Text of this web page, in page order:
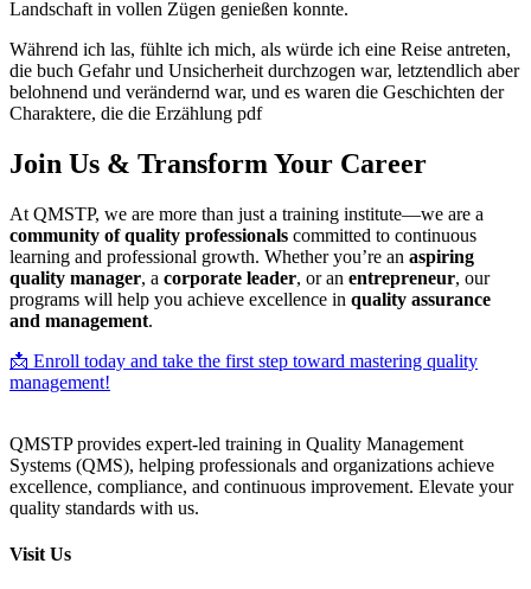
Landschaft in vollen Zügen genießen konnte.
Während ich las, fühlte ich mich, als würde ich eine Reise antreten,
die buch Gefahr und Unsicherheit durchzogen war, letztendlich aber
belohnend und verändernd war, und es waren die Geschichten der
Charaktere, die die Erzählung pdf
Join Us & Transform Your Career
At QMSTP, we are more than just a training institute—we are a
community of quality professionals committed to continuous
learning and professional growth. Whether you’re an aspiring
quality manager, a corporate leader, or an entrepreneur, our
programs will help you achieve excellence in quality assurance
and management.
📩 Enroll today and take the first step toward mastering quality
management!
QMSTP provides expert-led training in Quality Management
Systems (QMS), helping professionals and organizations achieve
excellence, compliance, and continuous improvement. Elevate your
quality standards with us.
Visit Us